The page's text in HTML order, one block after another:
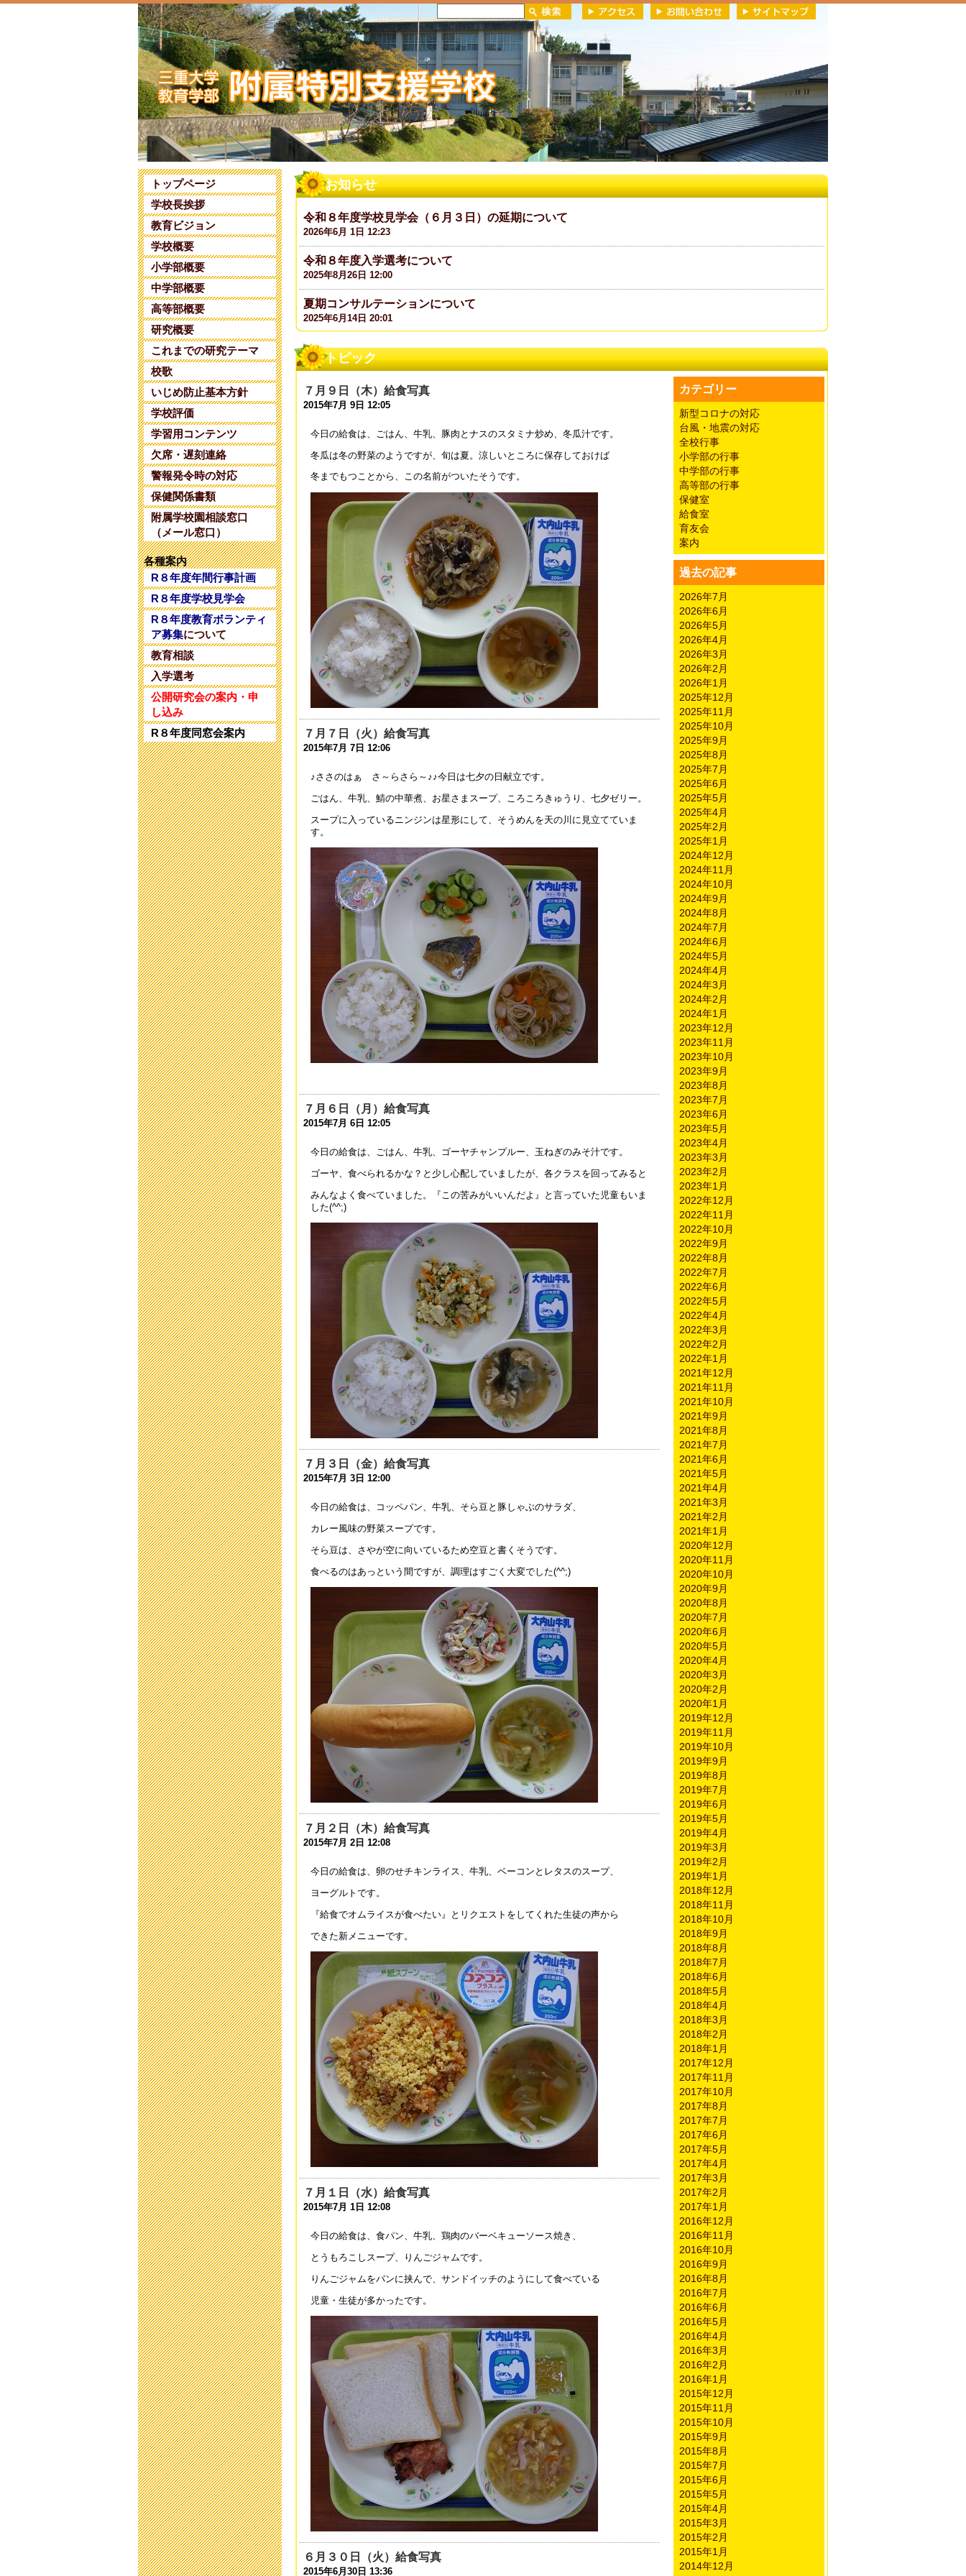
トップページ
学校長挨拶
教育ビジョン
学校概要
小学部概要
中学部概要
高等部概要
研究概要
これまでの研究テーマ
校歌
いじめ防止基本方針
学校評価
学習用コンテンツ
欠席・遅刻連絡
警報発令時の対応
保健関係書類
附属学校園相談窓口
（メール窓口）
各種案内
R８年度年間行事計画
R８年度学校見学会
R８年度教育ボランティ
ア募集について
教育相談
入学選考
公開研究会の案内・申
し込み
R８年度同窓会案内
お知らせ
令和８年度学校見学会（６月３日）の延期について
2026年6月 1日 12:23
令和８年度入学選考について
2025年8月26日 12:00
夏期コンサルテーションについて
2025年6月14日 20:01
令和８年度 同窓会案内について
2025年5月28日 18:45
令和８年度 教育ボランティアについて
2025年5月 1日 16:18
令和８年度コンサルテーションについて
令和7年度学校見学会について
2025年4月25日 17:00
令和5年度 公開研究会のお知らせ
2024年1月10日 17:51
令和5年度 公開研究会のお知らせ
2023年11月20日 18:22
令和６年度入学選考について
2023年8月25日 09:00
第32回 公開研究会1次案内のお知らせ
2023年6月14日 19:36
教育ボランティアについて
2023年5月11日 17:08
保健関係書類について
2023年4月14日 17:43
研究中間報告の終了のお知らせ
2023年3月20日 17:16
研究中間報告 お知らせの追伸
2023年1月27日 15:26
令和４年度 研究中間報告のお知らせ
2023年1月19日 16:52
令和５年度 中学部 新１年生（欠員分） 追加募集
2022年12月 1日 08:34
9月13日以降の新型コロナウイルス感染症への対応について
2021年9月 9日 17:45
二学期当初の対応について
2021年8月26日 09:56
欠席・遅刻連絡フォームについて
2021年4月 7日 19:11
2020年10月18日 06:50
運動会延期の案内
第32回公開研究会 開催中止のお知らせ
2020年7月20日 08:53
令和2年度 卒業生行事中止の案内
2020年6月25日 08:12
学校教育活動の再開，分散登校のお知らせ
2020年5月14日 18:11
臨時休校中の一時預かりについて
2020年4月30日 10:00
臨時休校延長のお知らせ
2020年4月28日 15:35
臨時休校期間中の登校日等の取り止めについての連絡
2020年4月17日 16:00
送迎時における附属学校の構内道路の通行ルールについての連絡
2020年4月 8日 10:53
新型コロナウィルス感染症に関する休校についての連絡
2020年3月10日 16:39
「令和元年度 同窓会 及び 父母の会総会」中止のお知らせ
2020年2月26日 17:41
保健関係書類の更新について
2019年11月11日 17:43
本日（10/13）運動会を実施します
2019年10月13日 06:04
運動会を13日（日）に延期します。
2019年10月11日 12:00
令和2年度 入学選考実施要項を掲載しました
2019年9月 2日 15:06
育友会夏祭り中止のお知らせ
2019年7月26日 16:34
平成31年度 学校見学会について
2019年5月 7日 15:11
保健関係書類の更新について
2019年3月19日 13:16
2018年9月28日 08:00
いじめ防止基本方針
2018年9月 1日 13:51
「夏祭り」の中止について
2018年7月27日 11:06
2018年度 夏祭りについてのお知らせ
2018年7月26日 09:25
平成30年度 学校見学会について
2018年5月 7日 16:12
第31回公開研究会へのご参加ありがとうございました。
2018年2月15日 07:38
「第３１回 公開研究会」の第２次案内を掲載しました
2017年12月13日 18:22
中庭改修工事 終了しました
平成２９年度使用教科用図書の採択理由
2016年7月21日 08:25
中庭改修工事について
2016年7月19日 17:26
平成27年度 学校の教育活動のアンケートの結果を公開します
2016年5月10日 17:38
平成２８年度学校見学会
2016年5月 9日 18:23
避難訓練
2016年3月 1日 18:22
第30回公開研究会へのご参加ありがとうございました
2016年2月27日 11:25
小学部 進路ガイダンスを開催しました
2016年2月 2日 08:58
中学部 進路ガイダンスを実施しました
2016年2月 1日 17:37
トピック
７月９日（木）給食写真
2015年7月 9日 12:05
今日の給食は、ごはん、牛乳、豚肉とナスのスタミナ炒め、冬瓜汁です。
冬瓜は冬の野菜のようですが、旬は夏。涼しいところに保存しておけば
冬までもつことから、この名前がついたそうです。
７月７日（火）給食写真
2015年7月 7日 12:06
♪ささのはぁ さ～らさら～♪♪今日は七夕の日献立です。
ごはん、牛乳、鯖の中華煮、お星さまスープ、ころころきゅうり、七夕ゼリー。
スープに入っているニンジンは星形にして、そうめんを天の川に見立てていま
す。
７月６日（月）給食写真
2015年7月 6日 12:05
今日の給食は、ごはん、牛乳、ゴーヤチャンプルー、玉ねぎのみそ汁です。
ゴーヤ、食べられるかな？と少し心配していましたが、各クラスを回ってみると
みんなよく食べていました。『この苦みがいいんだよ』と言っていた児童もいま
した(^^;)
７月３日（金）給食写真
2015年7月 3日 12:00
今日の給食は、コッペパン、牛乳、そら豆と豚しゃぶのサラダ、
カレー風味の野菜スープです。
そら豆は、さやが空に向いているため空豆と書くそうです。
食べるのはあっという間ですが、調理はすごく大変でした(^^;)
７月２日（木）給食写真
2015年7月 2日 12:08
今日の給食は、卵のせチキンライス、牛乳、ベーコンとレタスのスープ、
ヨーグルトです。
『給食でオムライスが食べたい』とリクエストをしてくれた生徒の声から
できた新メニューです。
７月１日（水）給食写真
2015年7月 1日 12:08
今日の給食は、食パン、牛乳、鶏肉のバーベキューソース焼き、
とうもろこしスープ、りんごジャムです。
りんごジャムをパンに挟んで、サンドイッチのようにして食べている
児童・生徒が多かったです。
６月３０日（火）給食写真
2015年6月30日 13:36
カテゴリー
新型コロナの対応
台風・地震の対応
全校行事
小学部の行事
中学部の行事
高等部の行事
保健室
給食室
育友会
案内
過去の記事
2026年7月
2026年6月
2026年5月
2026年4月
2026年3月
2026年2月
2026年1月
2025年12月
2025年11月
2025年10月
2025年9月
2025年8月
2025年7月
2025年6月
2025年5月
2025年4月
2025年2月
2025年1月
2024年12月
2024年11月
2024年10月
2024年9月
2024年8月
2024年7月
2024年6月
2024年5月
2024年4月
2024年3月
2024年2月
2024年1月
2023年12月
2023年11月
2023年10月
2023年9月
2023年8月
2023年7月
2023年6月
2023年5月
2023年4月
2023年3月
2023年2月
2023年1月
2022年12月
2022年11月
2022年10月
2022年9月
2022年8月
2022年7月
2022年6月
2022年5月
2022年4月
2022年3月
2022年2月
2022年1月
2021年12月
2021年11月
2021年10月
2021年9月
2021年8月
2021年7月
2021年6月
2021年5月
2021年4月
2021年3月
2021年2月
2021年1月
2020年12月
2020年11月
2020年10月
2020年9月
2020年8月
2020年7月
2020年6月
2020年5月
2020年4月
2020年3月
2020年2月
2020年1月
2019年12月
2019年11月
2019年10月
2019年9月
2019年8月
2019年7月
2019年6月
2019年5月
2019年4月
2019年3月
2019年2月
2019年1月
2018年12月
2018年11月
2018年10月
2018年9月
2018年8月
2018年7月
2018年6月
2018年5月
2018年4月
2018年3月
2018年2月
2018年1月
2017年12月
2017年11月
2017年10月
2017年8月
2017年7月
2017年6月
2017年5月
2017年4月
2017年3月
2017年2月
2017年1月
2016年12月
2016年11月
2016年10月
2016年9月
2016年8月
2016年7月
2016年6月
2016年5月
2016年4月
2016年3月
2016年2月
2016年1月
2015年12月
2015年11月
2015年10月
2015年9月
2015年8月
2015年7月
2015年6月
2015年5月
2015年4月
2015年3月
2015年2月
2015年1月
2014年12月